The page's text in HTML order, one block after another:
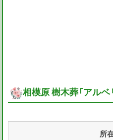
相模原 樹木葬「アルベ
所